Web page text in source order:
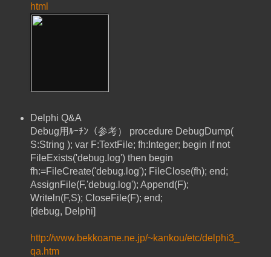
html
Delphi Q&A
Debug用ﾙｰﾁﾝ（参考） procedure DebugDump(
S:String ); var F:TextFile; fh:Integer; begin if not
FileExists('debug.log') then begin
fh:=FileCreate('debug.log'); FileClose(fh); end;
AssignFile(F,'debug.log'); Append(F);
Writeln(F,S); CloseFile(F); end;
[debug, Delphi]
http://www.bekkoame.ne.jp/~kankou/etc/delphi3_
qa.htm